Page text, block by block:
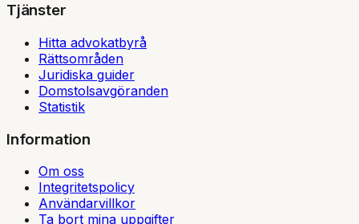
Tjänster
Hitta advokatbyrå
Rättsområden
Juridiska guider
Domstolsavgöranden
Statistik
Information
Om oss
Integritetspolicy
Användarvillkor
Ta bort mina uppgifter